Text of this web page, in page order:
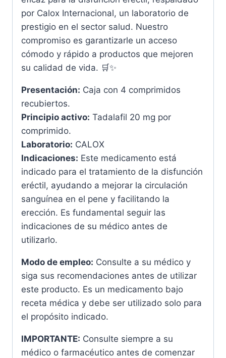
por Calox Internacional, un laboratorio de
prestigio en el sector salud. Nuestro
compromiso es garantizarle un acceso
cómodo y rápido a productos que mejoren
su calidad de vida. 🛒✨
Presentación: Caja con 4 comprimidos
recubiertos.
Principio activo: Tadalafil 20 mg por
comprimido.
Laboratorio: CALOX
Indicaciones: Este medicamento está
indicado para el tratamiento de la disfunción
eréctil, ayudando a mejorar la circulación
sanguínea en el pene y facilitando la
erección. Es fundamental seguir las
indicaciones de su médico antes de
utilizarlo.
Modo de empleo: Consulte a su médico y
siga sus recomendaciones antes de utilizar
este producto. Es un medicamento bajo
receta médica y debe ser utilizado solo para
el propósito indicado.
IMPORTANTE: Consulte siempre a su
médico o farmacéutico antes de comenzar